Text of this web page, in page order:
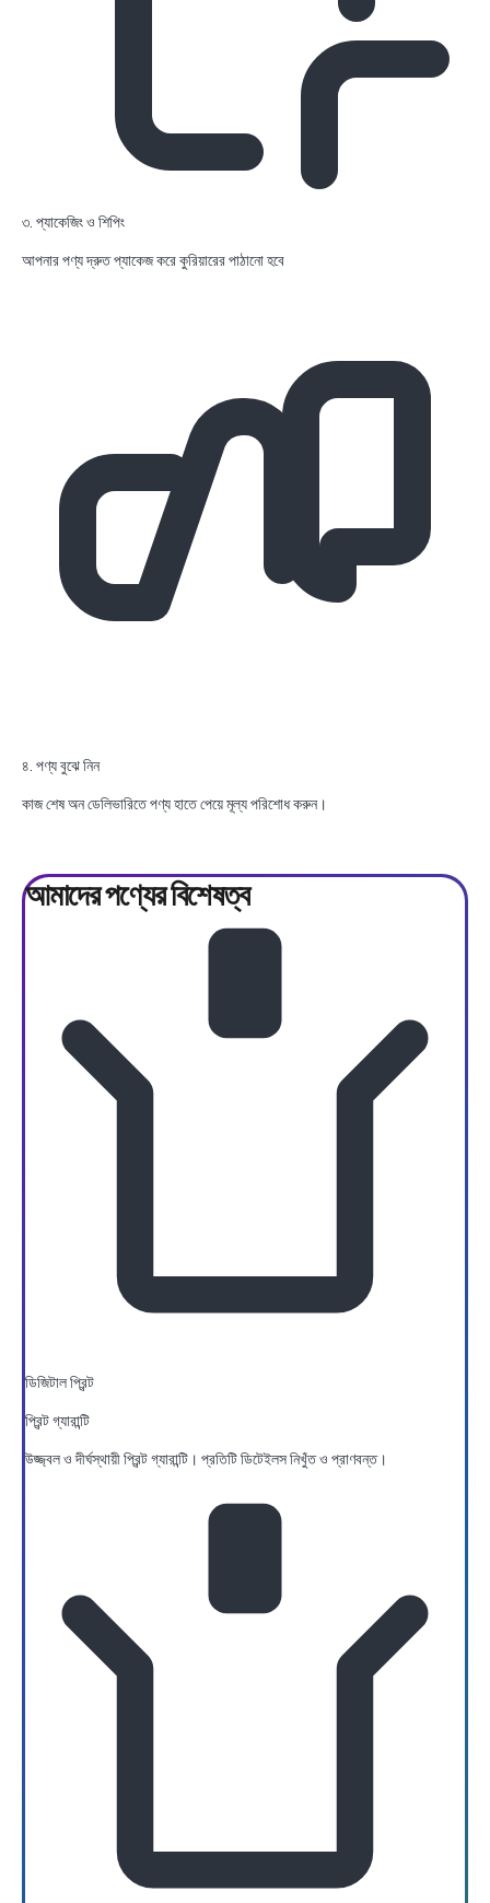
৩. প্যাকেজিং ও শিপিং
আপনার পণ্য দ্রুত প্যাকেজ করে কুরিয়ারের পাঠানো হবে
৪. পণ্য বুঝে নিন
কাজ শেষ অন ডেলিভারিতে পণ্য হাতে পেয়ে মূল্য পরিশোধ করুন।
আমাদের পণ্যেরবিশেষত্ব
ডিজিটাল প্রিন্ট
প্রিন্ট গ্যারান্টি
উজ্জ্বল ও দীর্ঘস্থায়ী প্রিন্ট গ্যারান্টি। প্রতিটি ডিটেইলস নিখুঁত ও প্রাণবন্ত।